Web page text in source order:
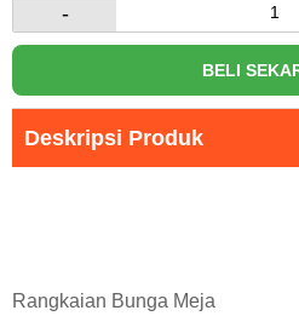
-
BELI
Deskripsi Produk
Rangkaian Bunga Meja